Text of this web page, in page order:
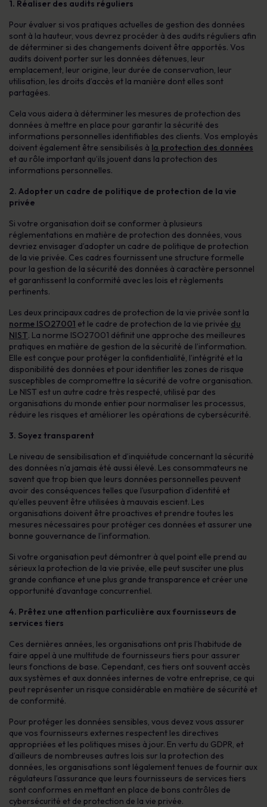
1. Réaliser des audits réguliers
Pour évaluer si vos pratiques actuelles de gestion des données
sont à la hauteur, vous devrez procéder à des audits réguliers afin
de déterminer si des changements doivent être apportés. Vos
audits doivent porter sur les données détenues, leur
emplacement, leur origine, leur durée de conservation, leur
utilisation, les droits d’accès et la manière dont elles sont
partagées.
Cela vous aidera à déterminer les mesures de protection des
données à mettre en place pour garantir la sécurité des
informations personnelles identifiables des clients. Vos employés
doivent également être sensibilisés à la protection des données
et au rôle important qu’ils jouent dans la protection des
informations personnelles.
2. Adopter un cadre de politique de protection de la vie
privée
Si votre organisation doit se conformer à plusieurs
réglementations en matière de protection des données, vous
devriez envisager d’adopter un cadre de politique de protection
de la vie privée. Ces cadres fournissent une structure formelle
pour la gestion de la sécurité des données à caractère personnel
et garantissent la conformité avec les lois et règlements
pertinents.
Les deux principaux cadres de protection de la vie privée sont la
norme ISO27001 et le cadre de protection de la vie privée du
NIST. La norme ISO27001 définit une approche des meilleures
pratiques en matière de gestion de la sécurité de l’information.
Elle est conçue pour protéger la confidentialité, l’intégrité et la
disponibilité des données et pour identifier les zones de risque
susceptibles de compromettre la sécurité de votre organisation.
Le NIST est un autre cadre très respecté, utilisé par des
organisations du monde entier pour normaliser les processus,
réduire les risques et améliorer les opérations de cybersécurité.
3. Soyez transparent
Le niveau de sensibilisation et d’inquiétude concernant la sécurité
des données n’a jamais été aussi élevé. Les consommateurs ne
savent que trop bien que leurs données personnelles peuvent
avoir des conséquences telles que l’usurpation d’identité et
qu’elles peuvent être utilisées à mauvais escient. Les
organisations doivent être proactives et prendre toutes les
mesures nécessaires pour protéger ces données et assurer une
bonne gouvernance de l’information.
Si votre organisation peut démontrer à quel point elle prend au
sérieux la protection de la vie privée, elle peut susciter une plus
grande confiance et une plus grande transparence et créer une
opportunité d’avantage concurrentiel.
4. Prêtez une attention particulière aux fournisseurs de
services tiers
Ces dernières années, les organisations ont pris l’habitude de
faire appel à une multitude de fournisseurs tiers pour assurer
leurs fonctions de base. Cependant, ces tiers ont souvent accès
aux systèmes et aux données internes de votre entreprise, ce qui
peut représenter un risque considérable en matière de sécurité et
de conformité.
Pour protéger les données sensibles, vous devez vous assurer
que vos fournisseurs externes respectent les directives
appropriées et les politiques mises à jour. En vertu du GDPR, et
d’ailleurs de nombreuses autres lois sur la protection des
données, les organisations sont légalement tenues de fournir aux
régulateurs l’assurance que leurs fournisseurs de services tiers
sont conformes en mettant en place de bons contrôles de
cybersécurité et de protection de la vie privée.